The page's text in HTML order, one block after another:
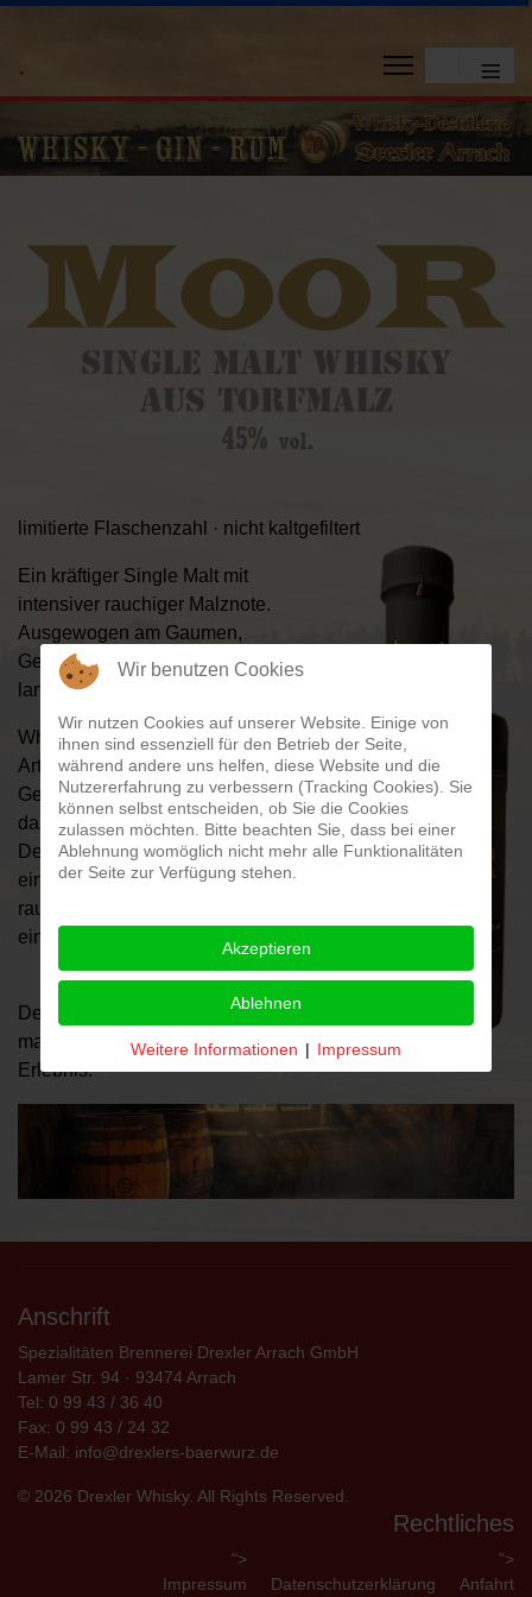
. ≡
limitierte Flaschenzahl · nicht kaltgefiltert
Ein kräftiger Single Malt mit
intensiver rauchiger Malznote.
Ausgewogen am Gaumen,
Geschmack äußerst gehaltvoll,
langes intensives Finale.
Whisky aus Torfmalz ist eine
Art von Whisky, der aus
Gerstenmalz hergestellt wird,
das mit Torf geräuchert wurde.
Der Torf verleiht dem Whisky
einen charakteristischen
rauchigen Geschmack und ein
einzigartiges Aroma.
Der rauchig herbe Geschmack
macht diesen Whisky zum
Erlebnis.
Anschrift
Spezialitäten Brennerei Drexler Arrach GmbH
Lamer Str. 94 · 93474 Arrach
Tel: 0 99 43 / 36 40
Fax: 0 99 43 / 24 32
E-Mail: info@drexlers-baerwurz.de
© 2026 Drexler Whisky. All Rights Reserved.
Rechtliches
">
Impressum
Datenschutzerklärung
">
Anfahrt
Wir benutzen Cookies
Wir nutzen Cookies auf unserer Website. Einige von
ihnen sind essenziell für den Betrieb der Seite,
während andere uns helfen, diese Website und die
Nutzererfahrung zu verbessern (Tracking Cookies). Sie
können selbst entscheiden, ob Sie die Cookies
zulassen möchten. Bitte beachten Sie, dass bei einer
Ablehnung womöglich nicht mehr alle Funktionalitäten
der Seite zur Verfügung stehen.
Akzeptieren
Ablehnen
Weitere Informationen | Impressum